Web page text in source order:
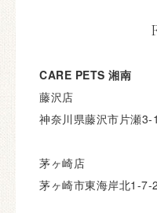
CARE PETS 湘南
藤沢店
神奈川県藤沢市片瀬3-
茅ヶ崎店
茅ヶ崎市東海岸北1-7-